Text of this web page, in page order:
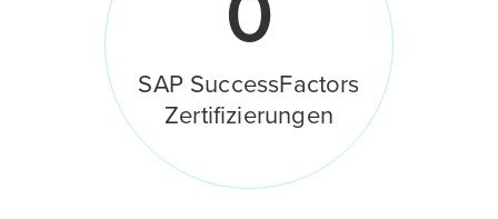
SAP SuccessFactors
Zertifizierungen